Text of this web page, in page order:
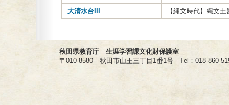
大清水台III
【縄文時代】縄文土
秋田県教育庁 生涯学習課文化財保護室
〒010-8580 秋田市山王三丁目1番1号 Tel：018-860-